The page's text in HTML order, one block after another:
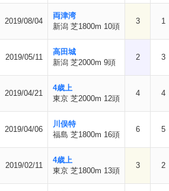
2019/08/04
両津湾
新潟 芝1800m 10頭
3 1
2019/05/11
高田城
新潟 芝2000m 9頭
2 3
2019/04/21
4歳上
東京 芝2000m 12頭
4 4
2019/04/06
川俣特
福島 芝1800m 16頭
6 5
2019/02/11
4歳上
東京 芝1800m 13頭
3 2